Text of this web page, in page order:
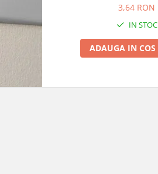
3,64 RON
IN STOC
ADAUGA IN COS